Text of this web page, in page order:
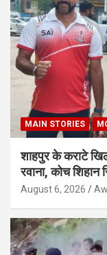
MAIN STORIES
शाहपुर के कराटे
रवाना, कोच
August 6, 2026